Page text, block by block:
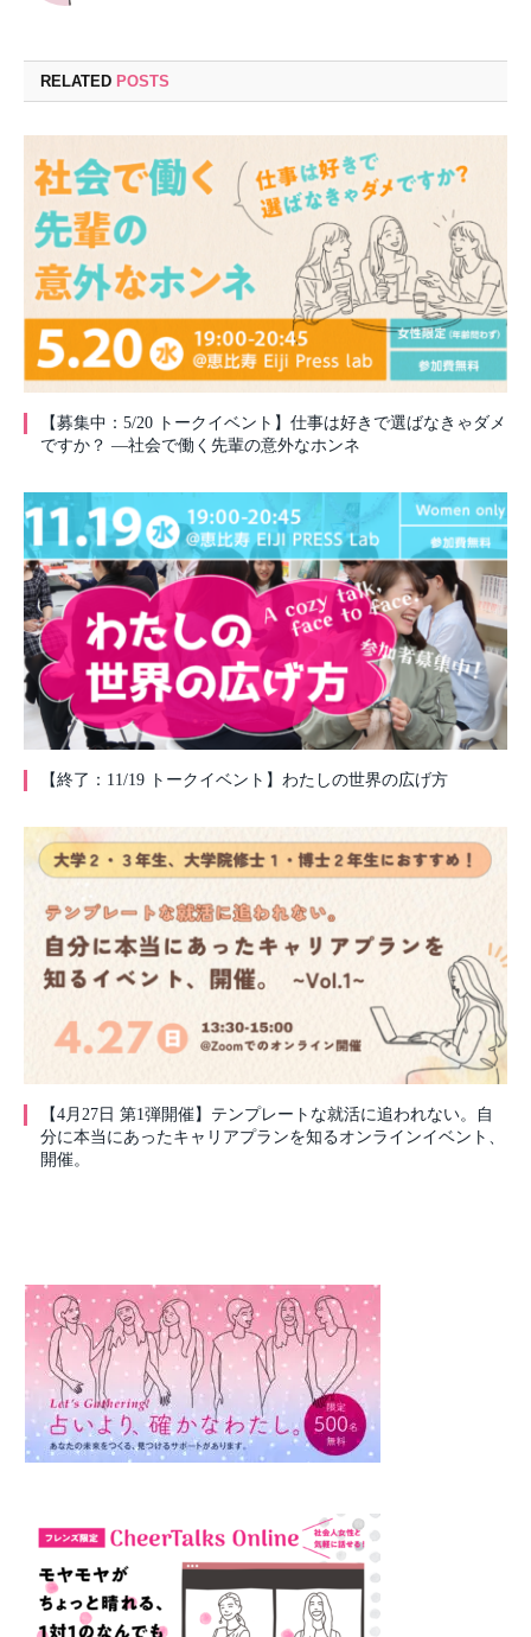
RELATED POSTS
【募集中：5/20 トークイベント】仕事は好きで選ばなきゃダメ
ですか？ —社会で働く先輩の意外なホンネ
【終了：11/19 トークイベント】わたしの世界の広げ方
【4月27日 第1弾開催】テンプレートな就活に追われない。自
分に本当にあったキャリアプランを知るオンラインイベント、
開催。